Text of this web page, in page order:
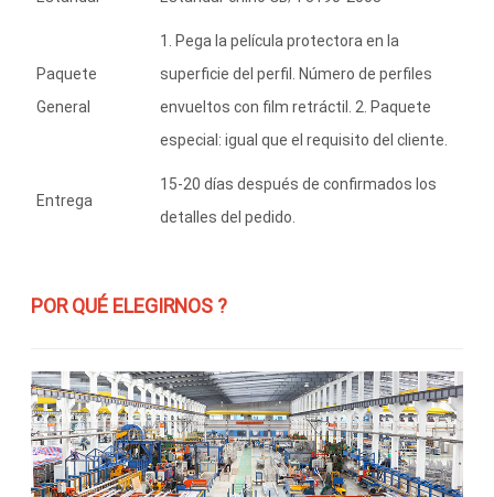
Paquete
General
1. Pega la película protectora en la
superficie del perfil. Número de perfiles
envueltos con film retráctil. 2. Paquete
especial: igual que el requisito del cliente.
Entrega
15-20 días después de confirmados los
detalles del pedido.
POR QUÉ ELEGIRNOS ?